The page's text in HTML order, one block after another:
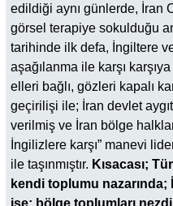
edildiği aynı günlerde, İran
görsel terapiye sokulduğu
tarihinde ilk defa, İngiltere
aşağılanma ile karşı
elleri bağlı, gözleri kapalı
geçirilişi ile; İran devlet
verilmiş ve İran bölge
İngilizlere karşı” manevi
ile taşınmıştır. Kısacası;
kendi toplumu
ise; bölge toplumları